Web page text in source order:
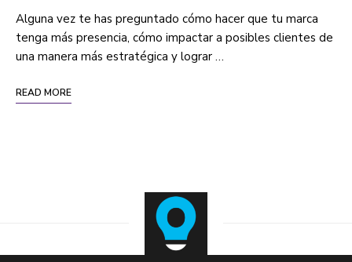
Alguna vez te has preguntado cómo hacer que tu marca
tenga más presencia, cómo impactar a posibles clientes de
una manera más estratégica y lograr …
READ MORE